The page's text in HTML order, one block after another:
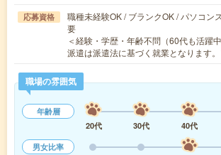
応募資格
職種未経験OK / ブランクOK / パソコン
要
＜経験・学歴・年齢不問（60代も活躍
派遣は派遣法に基づく就業となります
職場の雰囲気
年齢層
20代
30代 40代
男女比率